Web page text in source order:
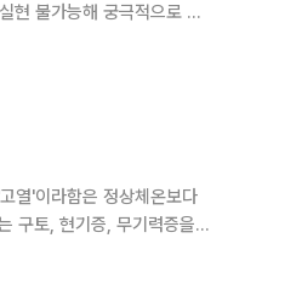
불가능해 궁극적으로 기
열'이라함은 정상체온보다
구토, 현기증, 무기력증을